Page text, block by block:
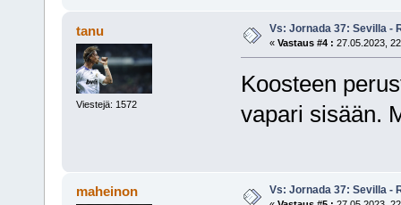
tanu
Viestejä: 1572
Vs: Jornada 37: Sevilla -
« Vastaus #4 : 27.05.2023,
Koosteen
vapari sisään.
maheinon Vs: Jornada 37: Sevilla -